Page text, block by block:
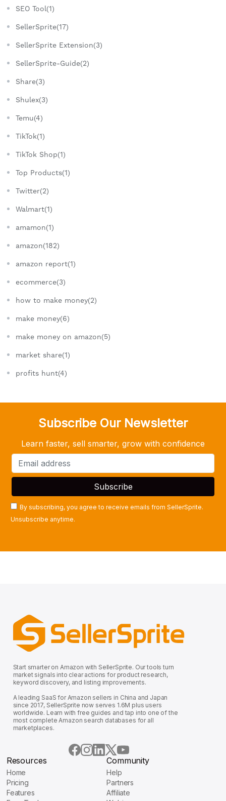
SEO Tool(1)
SellerSprite(17)
SellerSprite Extension(3)
SellerSprite-Guide(2)
Share(3)
Shulex(3)
Temu(4)
TikTok(1)
TikTok Shop(1)
Top Products(1)
Twitter(2)
Walmart(1)
amamon(1)
amazon(182)
amazon report(1)
ecommerce(3)
how to make money(2)
make money(6)
make money on amazon(5)
market share(1)
profits hunt(4)
Subscribe Our Newsletter
Learn faster, sell smarter, grow with confidence
By subscribing, you agree to receive emails from SellerSprite.
Unsubscribe anytime.